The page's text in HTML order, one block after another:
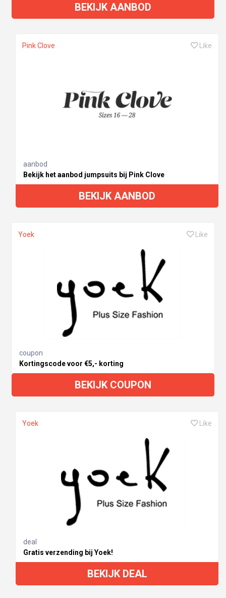
BEKIJK AANBOD
Pink Clove Like
aanbod
Bekijk het aanbod jumpsuits bij Pink Clove
BEKIJK AANBOD
Yoek Like
coupon
Kortingscode voor €5,- korting
BEKIJK COUPON
Yoek Like
deal
Gratis verzending bij Yoek!
BEKIJK DEAL